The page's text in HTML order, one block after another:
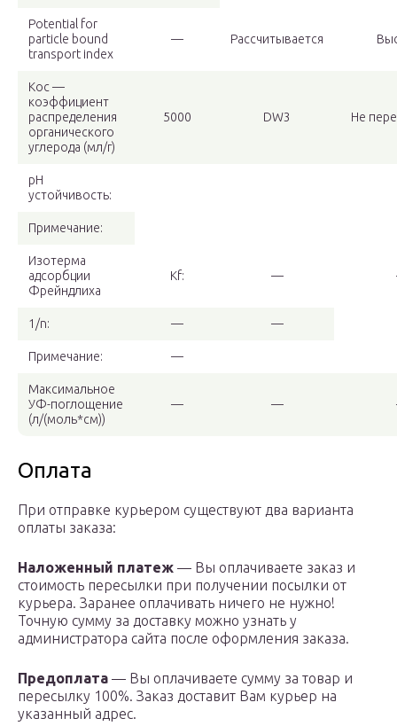
Potential for
particle bound
transport index
— Рассчитывается
Koc —
коэффициент
распределения
органического
углерода (мл/г)
5000 DW3 Не
pH
устойчивость:
Примечание:
Изотерма
адсорбции
Фрейндлиха
Kf: —
1/n: — —
Примечание: —
Максимальное
УФ-поглощение
(л/(моль*см))
— —
Оплата
При отправке курьером существуют два варианта
оплаты заказа:
Наложенный платеж — Вы оплачиваете заказ и
стоимость пересылки при получении посылки от
курьера. Заранее оплачивать ничего не нужно!
Точную сумму за доставку можно узнать у
администратора сайта после оформления заказа.
Предоплата — Вы оплачиваете сумму за товар и
пересылку 100%. Заказ доставит Вам курьер на
указанный адрес.